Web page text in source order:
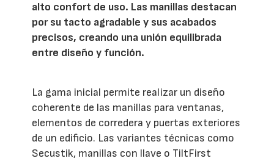
alto confort de uso. Las manillas destacan
por su tacto agradable y sus acabados
precisos, creando una unión equilibrada
entre diseño y función.
La gama inicial permite realizar un diseño
coherente de las manillas para ventanas,
elementos de corredera y puertas exteriores
de un edificio. Las variantes técnicas como
Secustik, manillas con llave o TiltFirst